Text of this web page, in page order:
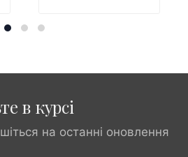
в курсі
на останні оновлення